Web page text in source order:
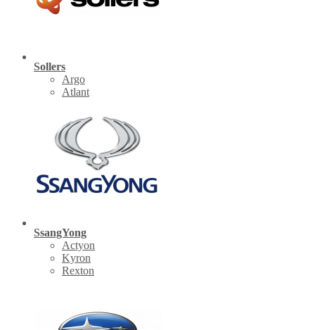
Sollers
Argo
Atlant
SsangYong
Actyon
Kyron
Rexton